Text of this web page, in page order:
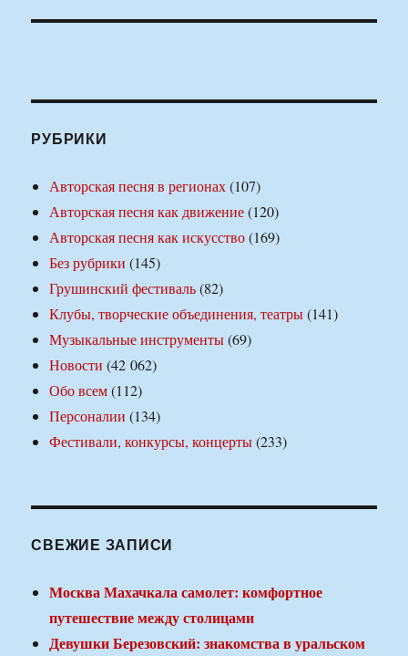
РУБРИКИ
Авторская песня в регионах(107)
Авторская песня как движение(120)
Авторская песня как искусство(169)
Без рубрики (145)
Грушинский фестиваль(82)
Клубы, творческие объединения, театры(141)
Музыкальные инструменты(69)
Новости (42 062)
Обо всем(112)
Персоналии (134)
Фестивали, конкурсы, концерты(233)
СВЕЖИЕ ЗАПИСИ
Москва Махачкала самолет: комфортное
путешествие между столицами
Девушки Березовский: знакомства в уральском